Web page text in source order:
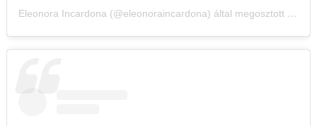
Eleonora Incardona (@eleonoraincardona) által megosztott bejegyzés